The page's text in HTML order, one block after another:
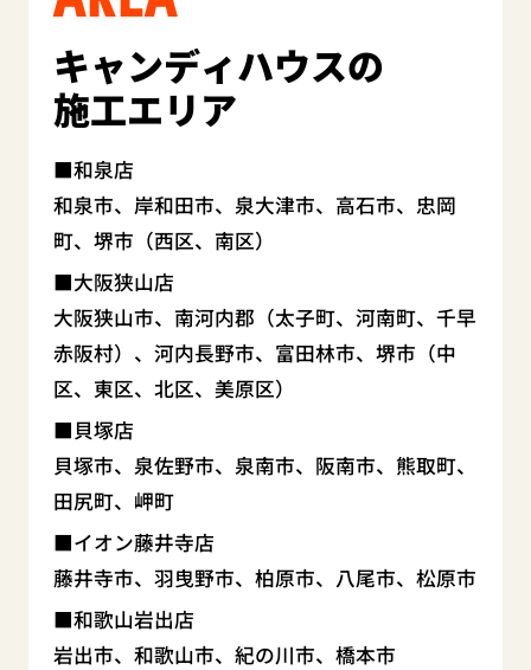
キャンディハウスの
施工エリア
和泉店
和泉市、岸和田市、泉大津市、高石市、忠岡
町、堺市（西区、南区）
大阪狭山店
大阪狭山市、南河内郡（太子町、河南町、千早
赤阪村）、河内長野市、富田林市、堺市（中
区、東区、北区、美原区）
貝塚店
貝塚市、泉佐野市、泉南市、阪南市、熊取町、
田尻町、岬町
イオン藤井寺店
藤井寺市、羽曳野市、柏原市、八尾市、松原市
和歌山岩出店
岩出市、和歌山市、紀の川市、橋本市